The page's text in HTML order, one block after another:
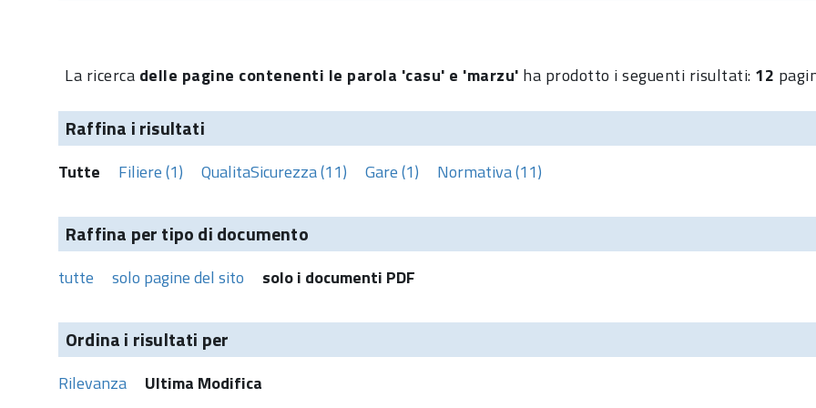
La ricerca delle pagine contenenti le parola 'casu' e 'marzu' ha prodotto i seguenti risultati: 12
Raffina i risultati
Tutte Filiere (1) QualitaSicurezza (11) Gare (1) Normativa (11)
Raffina per tipo di documento
tutte solo pagine del sito solo i documenti PDF
Ordina i risultati per
Rilevanza Ultima Modifica